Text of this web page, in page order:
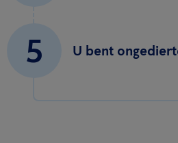
5 U bent